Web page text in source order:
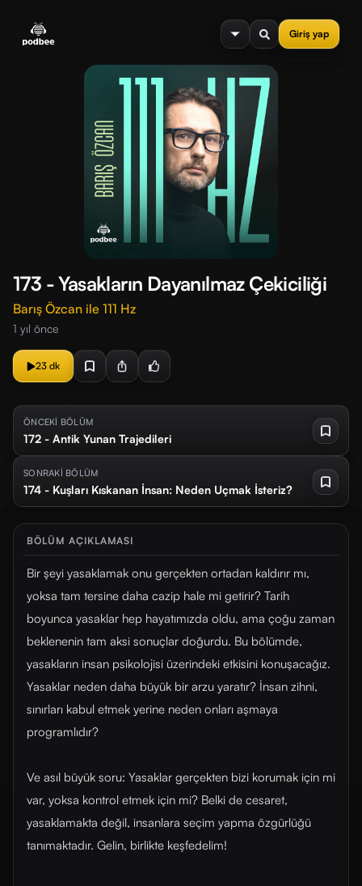
Giriş yap
menu
173 - Yasakların Dayanılmaz Çekiciliği
Barış Özcan ile 111 Hz
1 yıl önce
23 dk
ÖNCEKİ BÖLÜM
172 - Antik Yunan Trajedileri
SONRAKİ BÖLÜM
174 - Kuşları Kıskanan İnsan: Neden Uçmak İsteriz?
BÖLÜM AÇIKLAMASI
Bir şeyi yasaklamak onu gerçekten ortadan kaldırır mı,
yoksa tam tersine daha cazip hale mi getirir? Tarih
boyunca yasaklar hep hayatımızda oldu, ama çoğu zaman
beklenenin tam aksi sonuçlar doğurdu. Bu bölümde,
yasakların insan psikolojisi üzerindeki etkisini konuşacağız.
Yasaklar neden daha büyük bir arzu yaratır? İnsan zihni,
sınırları kabul etmek yerine neden onları aşmaya
programlıdır?
Ve asıl büyük soru: Yasaklar gerçekten bizi korumak için mi
var, yoksa kontrol etmek için mi? Belki de cesaret,
yasaklamakta değil, insanlara seçim yapma özgürlüğü
tanımaktadır. Gelin, birlikte keşfedelim!